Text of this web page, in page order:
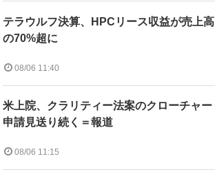
テラウルフ決算、HPCリース収益が売上高
の70%超に
08/06 11:40
米上院、クラリティー法案のクローチャー
申請見送り続く＝報道
08/06 11:15